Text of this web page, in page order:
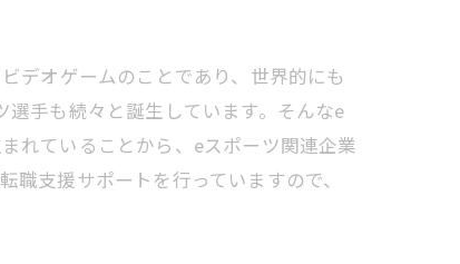
デオゲームのことであり、世界的にも
手も続々と誕生しています。そんなe
れていることから、eスポーツ関連企業
支援サポートを行っていますので、